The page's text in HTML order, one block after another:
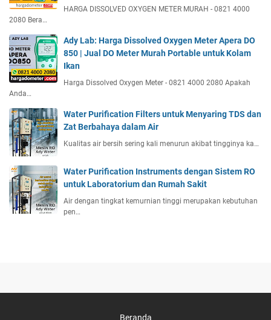
HARGA DISSOLVED OXYGEN METER MURAH - 0821 4000
2080 Bera…
Ady Lab: Harga Dissolved Oxygen Meter Apera DO
850 | Jual DO Meter Murah Portable untuk Kolam
Ikan
Harga Dissolved Oxygen Meter - 0821 4000 2080 Apakah
Anda…
Water Purification Filters untuk Menyaring TDS dan
Zat Berbahaya dalam Air
Kualitas air bersih sering kali menurun akibat tingginya ka…
Water Purification Instruments dengan Sistem RO
untuk Laboratorium dan Rumah Sakit
Air dengan tingkat kemurnian tinggi merupakan kebutuhan
pen…
Beranda